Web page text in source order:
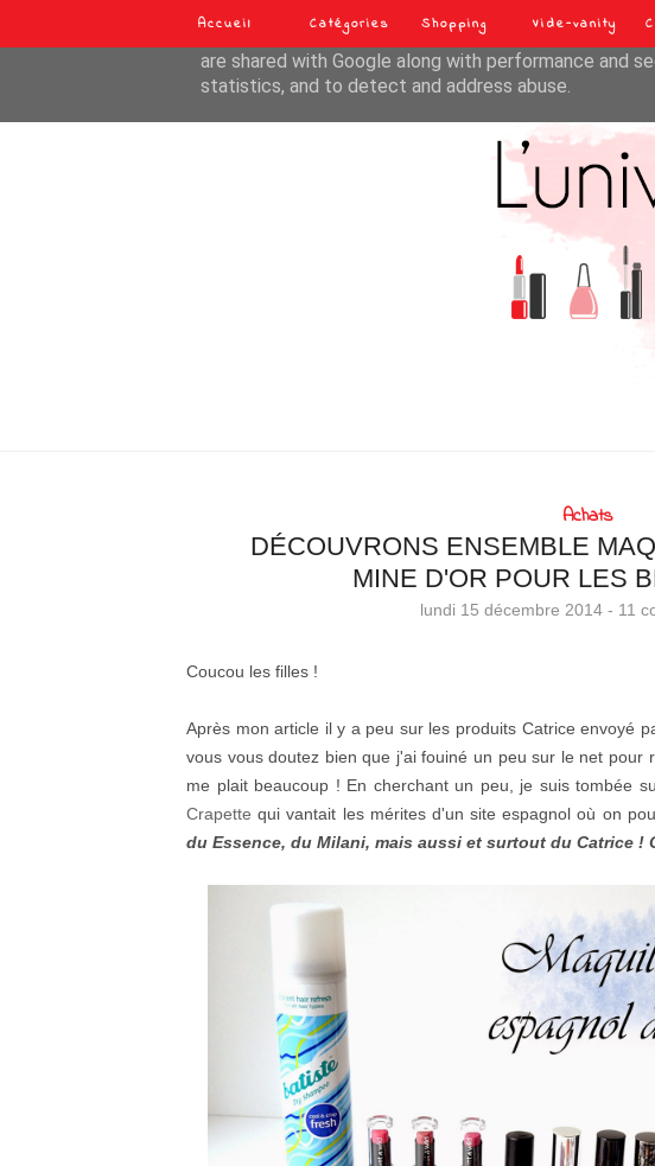
Accueil Catégories Shopping Vide-vanity
Achats
DÉCOUVRONS ENSEMBLE
MINE D'OR POUR LES
lundi 15 décembre 2014 - 11
Coucou les filles !
Après mon article il y a peu sur les produits Catrice envoyé
vous vous doutez bien que j'ai fouiné un peu sur le net pour
me plait beaucoup ! En cherchant un peu, je suis tombée
Crapette qui vantait les mérites d'un site espagnol où on
du Essence, du Milani, mais aussi et surtout du Catrice !
This site uses cookies from Google to deliver its
are shared with Google along with performance and
statistics, and to detect and address abuse.